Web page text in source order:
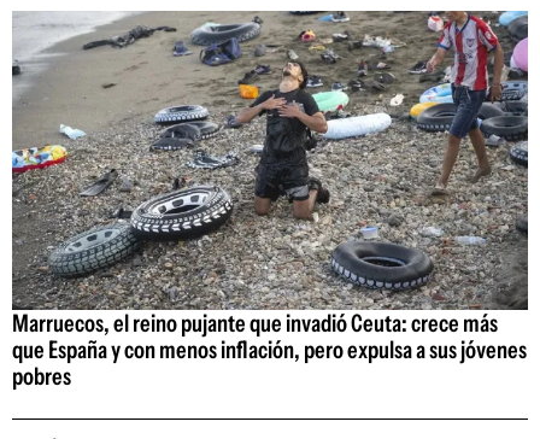
Marruecos, el reino pujante que invadió Ceuta: crece más
que España y con menos inflación, pero expulsa a sus jóvenes
pobres